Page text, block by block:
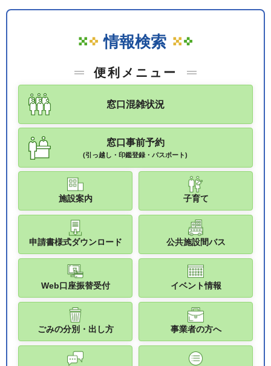
情報検索
便利メニュー
窓口混雑状況
窓口事前予約
(引っ越し・印鑑登録・パスポート)
施設案内 子育て
申請書様式ダウンロード 公共施設間バス
Web口座振替受付 イベント情報
ごみの分別・出し方 事業者の方へ